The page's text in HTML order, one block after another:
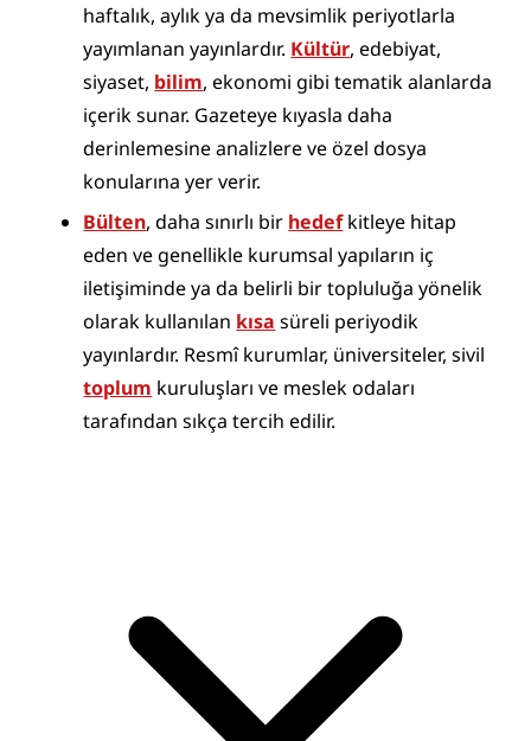
haftalık, aylık ya da mevsimlik periyotlarla
yayımlanan yayınlardır. Kültür, edebiyat,
siyaset, bilim, ekonomi gibi tematik alanlarda
içerik sunar. Gazeteye kıyasla daha
derinlemesine analizlere ve özel dosya
konularına yer verir.
Bülten, daha sınırlı bir hedef kitleye hitap
eden ve genellikle kurumsal yapıların iç
iletişiminde ya da belirli bir topluluğa yönelik
olarak kullanılan kısa süreli periyodik
toplum kuruluşları ve meslek odaları
tarafından sıkça tercih edilir.